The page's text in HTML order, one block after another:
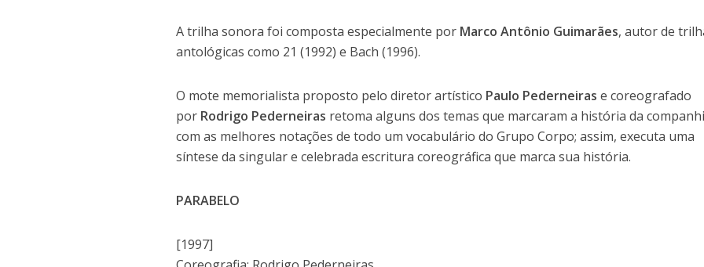
A trilha sonora foi composta especialmente por Marco Antônio Guimarães, autor de
antológicas como 21 (1992) e Bach (1996).
O mote memorialista proposto pelo diretor artístico Paulo Pederneiras e coreografado
por Rodrigo Pederneiras retoma alguns dos temas que marcaram a história da
com as melhores notações de todo um vocabulário do Grupo Corpo; assim, executa uma
síntese da singular e celebrada escritura coreográfica que marca sua história.
PARABELO
[1997]